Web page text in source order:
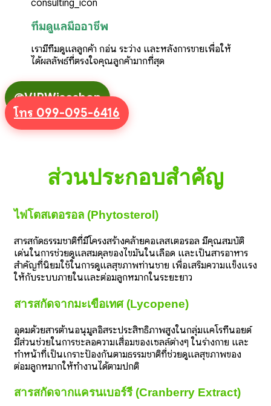
ทีมดูแลมืออาชีพ
เรามีทีมดูแลลูกค้า กอ่น ระว่าง และหลังการขายเพื่อให้
ได้ผลลัพธ์ที่ตรงใจคุณลูกค้ามากที่สุด
@VIPWiseshop
โทร 099-095-6416
ส่วนประกอบสำคัญ
ไฟโตสเตอรอล (Phytosterol)
สารสกัดธรรมชาติที่มีโครงสร้างคล้ายคอเลสเตอรอล มีคุณสมบัติ
เด่นในการช่วยดูแลสมดุลของไขมันในเลือด และเป็นสารอาหาร
สำคัญที่นิยมใช้ในการดูแลสุขภาพท่านชาย เพื่อเสริมความแข็งแรง
ให้กับระบบภายในและต่อมลูกหมากในระยะยาว
สารสกัดจากมะเขือเทศ (Lycopene)
อุดมด้วยสารต้านอนุมูลอิสระประสิทธิภาพสูงในกลุ่มแคโรทีนอยด์
มีส่วนช่วยในการชะลอความเสื่อมของเซลล์ต่างๆ ในร่างกาย และ
ทำหน้าที่เป็นเกราะป้องกันตามธรรมชาติที่ช่วยดูแลสุขภาพของ
ต่อมลูกหมากให้ทำงานได้ตามปกติ
สารสกัดจากแครนเบอร์รี (Cranberry Extract)